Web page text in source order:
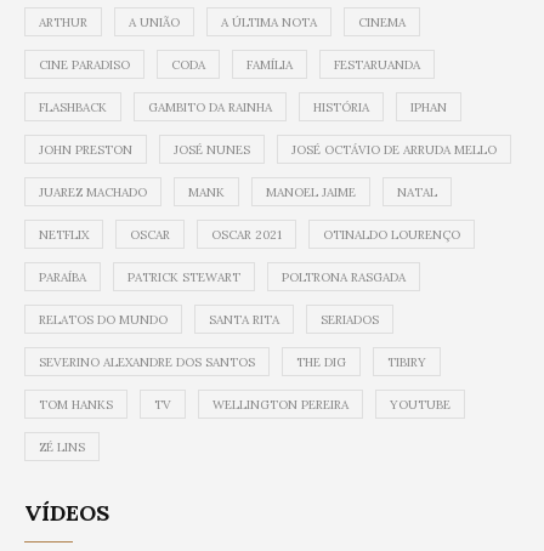
ARTHUR A UNIÃO A ÚLTIMA NOTA CINEMA
CINE PARADISO CODA FAMÍLIA FESTARUANDA
FLASHBACK GAMBITO DA RAINHA HISTÓRIA IPHAN
JOHN PRESTON JOSÉ NUNES JOSÉ OCTÁVIO DE ARRUDA MELLO
JUAREZ MACHADO MANK MANOEL JAIME NATAL
NETFLIX OSCAR OSCAR 2021 OTINALDO LOURENÇO
PARAÍBA PATRICK STEWART POLTRONA RASGADA
RELATOS DO MUNDO SANTA RITA SERIADOS
SEVERINO ALEXANDRE DOS SANTOS THE DIG TIBIRY
TOM HANKS TV WELLINGTON PEREIRA YOUTUBE
ZÉ LINS
VÍDEOS